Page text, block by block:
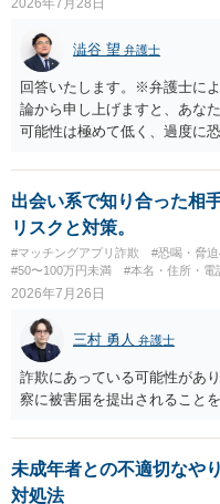
澁谷 望 弁護士
回答いたします。※弁護士に
論から申し上げますと、あな
可能性は極めて低く、過度に
は警察の介入を恐れて逃げた
体的な対応は以下の通りです
取りで「詐欺か」と聞いただ
ンバー総合フリーダイヤルへ
きを行う ・万が一に備え、会
に巻き込まれた」と事前伝え
加の報告を行ってください。
出会い系で知り合った相
リスクと対策。
#マッチングアプリ詐欺 #恐喝・脅
#50〜100万円未満
#本名・住所・電
2026年7月26日
三村 勇人 弁護士
詐欺にあっている可能性があ
察に被害届を提出されること
未成年者との不適切なや
対処法